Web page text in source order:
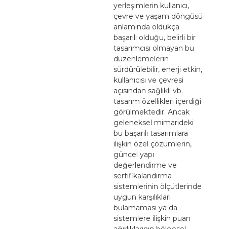
yerleşimlerin kullanıcı,
çevre ve yaşam döngüsü
anlamında oldukça
başarılı olduğu, belirli bir
tasarımcısı olmayan bu
düzenlemelerin
sürdürülebilir, enerji etkin,
kullanıcısı ve çevresi
açısından sağlıklı vb.
tasarım özellikleri içerdiği
görülmektedir. Ancak
geleneksel mimarideki
bu başarılı tasarımlara
ilişkin özel çözümlerin,
güncel yapı
değerlendirme ve
sertifikalandırma
sistemlerinin ölçütlerinde
uygun karşılıkları
bulamaması ya da
sistemlere ilişkin puan